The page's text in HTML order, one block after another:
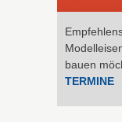
bauen
TERMINE